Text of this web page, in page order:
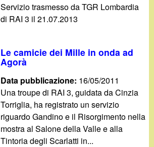
Servizio trasmesso da TGR Lombardia
di RAI 3 il 21.07.2013
Le camicie dei Mille in onda ad
Agorà
Data pubblicazione: 16/05/2011
Una troupe di RAI 3, guidata da Cinzia
Torriglia, ha registrato un servizio
riguardo Gandino e il Risorgimento nella
mostra al Salone della Valle e alla
Tintoria degli Scarlatti in...